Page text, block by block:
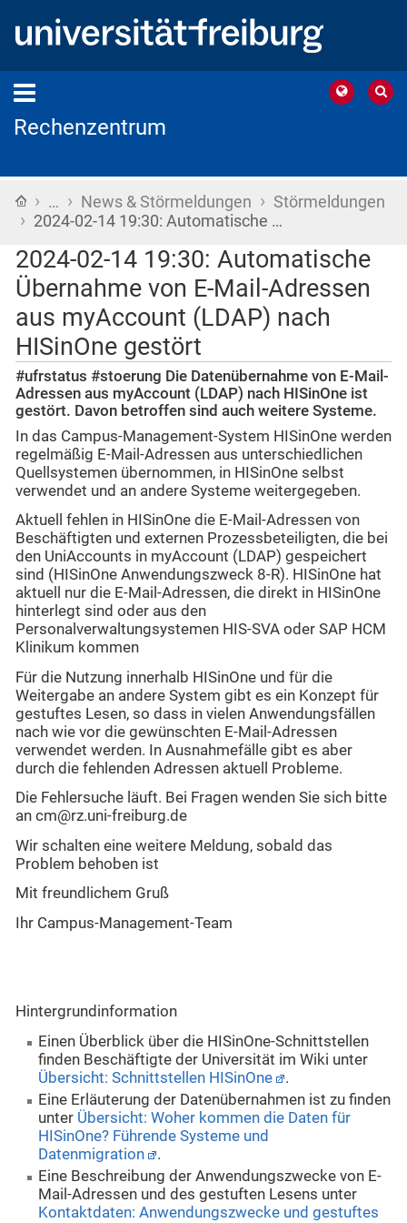
Rechenzentrum
Startseite
› … › News & Störmeldungen › Störmeldungen
› 2024-02-14 19:30: Automatische …
2024-02-14 19:30: Automatische
Übernahme von E-Mail-Adressen
aus myAccount (LDAP) nach
HISinOne gestört
#ufrstatus #stoerung Die Datenübernahme von E-Mail-
Adressen aus myAccount (LDAP) nach HISinOne ist
gestört. Davon betroffen sind auch weitere Systeme.
In das Campus-Management-System HISinOne werden
regelmäßig E-Mail-Adressen aus unterschiedlichen
Quellsystemen übernommen, in HISinOne selbst
verwendet und an andere Systeme weitergegeben.
Aktuell fehlen in HISinOne die E-Mail-Adressen von
Beschäftigten und externen Prozessbeteiligten, die bei
den UniAccounts in myAccount (LDAP) gespeichert
sind (HISinOne Anwendungszweck 8-R). HISinOne hat
aktuell nur die E-Mail-Adressen, die direkt in HISinOne
hinterlegt sind oder aus den
Personalverwaltungsystemen HIS-SVA oder SAP HCM
Klinikum kommen
Für die Nutzung innerhalb HISinOne und für die
Weitergabe an andere System gibt es ein Konzept für
gestuftes Lesen, so dass in vielen Anwendungsfällen
nach wie vor die gewünschten E-Mail-Adressen
verwendet werden. In Ausnahmefälle gibt es aber
durch die fehlenden Adressen aktuell Probleme.
Die Fehlersuche läuft. Bei Fragen wenden Sie sich bitte
an cm@rz.uni-freiburg.de
Wir schalten eine weitere Meldung, sobald das
Problem behoben ist
Mit freundlichem Gruß
Ihr Campus-Management-Team
Hintergrundinformation
Einen Überblick über die HISinOne-Schnittstellen
finden Beschäftigte der Universität im Wiki unter
Übersicht: Schnittstellen HISinOne
.
Eine Erläuterung der Datenübernahmen ist zu finden
unter Übersicht: Woher kommen die Daten für
HISinOne? Führende Systeme und
Datenmigration
.
Eine Beschreibung der Anwendungszwecke von E-
Mail-Adressen und des gestuften Lesens unter
Kontaktdaten: Anwendungszwecke und gestuftes